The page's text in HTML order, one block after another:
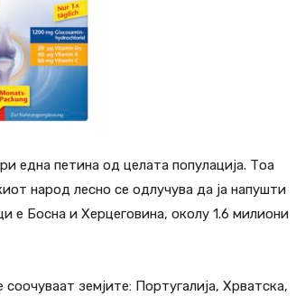
една петина од целата популација. Тоа
народ лесно се одлучува да ја напушти
е Босна и Херцеговина, околу 1.6 милиони
земјите: Португалија, Хрватска,